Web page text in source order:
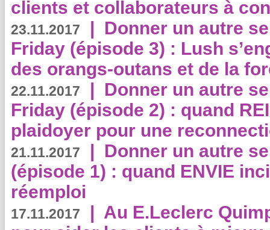
clients et collaborateurs à
23.11.2017 | Donner un autre
Friday (épisode 3) : Lush
des orangs-outans et de la
22.11.2017 | Donner un autre
Friday (épisode 2) : quand
plaidoyer pour une
21.11.2017 | Donner un autre
(épisode 1) : quand ENVIE
réemploi
17.11.2017 | Au E.Leclerc